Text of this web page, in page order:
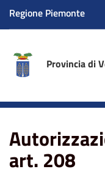
Regione Piemonte
Provincia di
art. 208